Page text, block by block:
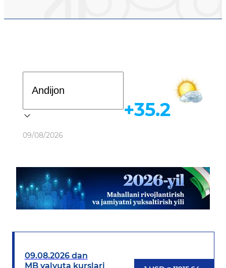
Ob-havo
09/08/2026
+35.2
09.08.2026 dan
MB valyuta kurslari